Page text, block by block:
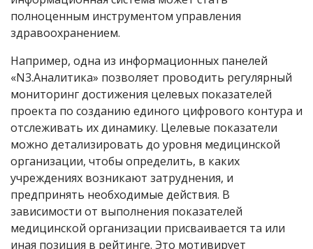
полноценным инструментом управления
здравоохранением.
Например, одна из информационных панелей
«N3.Аналитика» позволяет проводить регулярный
мониторинг достижения целевых показателей
проекта по созданию единого цифрового контура и
отслеживать их динамику. Целевые показатели
можно детализировать до уровня медицинской
организации, чтобы определить, в каких
учреждениях возникают затруднения, и
предпринять необходимые действия. В
зависимости от выполнения показателей
медицинской организации присваивается та или
иная позиция в рейтинге. Это мотивирует